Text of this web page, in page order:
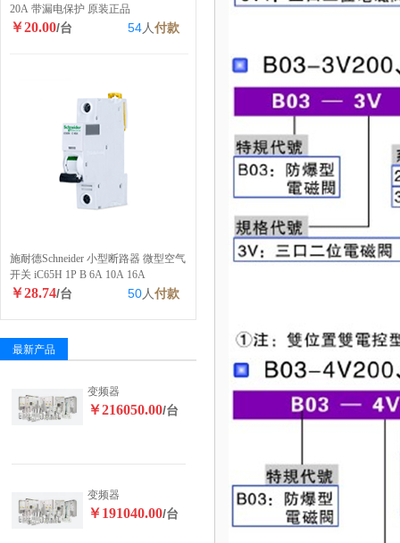
20A 带漏电保护 原装正品
￥20.00/台 54人付款
施耐德Schneider 小型断路器 微型空气
开关 iC65H 1P B 6A 10A 16A
￥28.74/台 50人付款
最新产品
变频器
￥216050.00/台
变频器
￥191040.00/台